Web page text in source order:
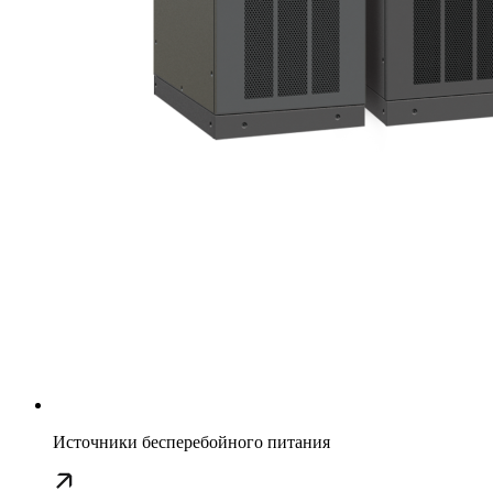
Источники бесперебойного питания